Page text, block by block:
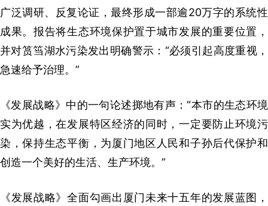
广泛调研、反复论证，最终形成一部逾20万字的系统性
成果。报告将生态环境保护置于城市发展的重要位置，
并对筼筜湖水污染发出明确警示：“必须引起高度重视，
急速给予治理。”
《发展战略》中的一句论述掷地有声：“本市的生态环境
实为优越，在发展特区经济的同时，一定要防止环境污
染，保持生态平衡，为厦门地区人民和子孙后代保护和
创造一个美好的生活、生产环境。”
《发展战略》全面勾画出厦门未来十五年的发展蓝图，